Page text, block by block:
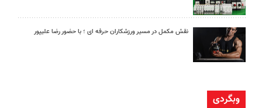
نقش مکمل در مسیر ورزشکاران حرفه ای ؛ با حضور رضا علیپور
وبگردی